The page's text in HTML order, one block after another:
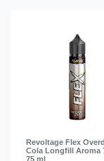
Revoltage Flex
Cola Longfill Aroma
75 ml